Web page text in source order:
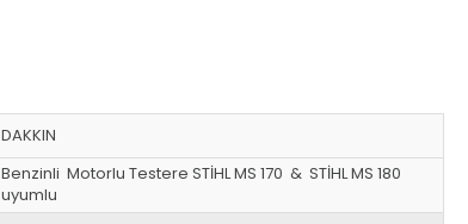
DAKKIN
Benzinli Motorlu Testere STİHL MS 170 & STİHL MS 180
uyumlu